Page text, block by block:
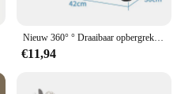
with Mounting
Nieuw 360° ° Draaibaar opbergrek, dubbellaags keukenservies, droogrek met afvoer, serviesopbergrek voor serviesgoed
€11,94